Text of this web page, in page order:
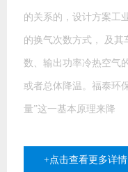
案湿帘”降温是通过蒸
空气通过水帘进入室内
室外新鲜空气穿过水帘
产生蒸发现象，使新鲜
程，从
+点击查看更多详情